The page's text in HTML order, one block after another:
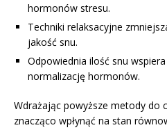
hormonów stresu.
Techniki relaksacyjne
jakość snu.
Odpowiednia ilość snu
normalizację hormonów.
Wdrażając powyższe metody do
znacząco wpłynąć na stan